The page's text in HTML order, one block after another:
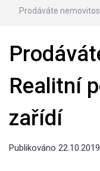
Prodáváte
Realitní
zařídí
Publikováno 22.10.2019